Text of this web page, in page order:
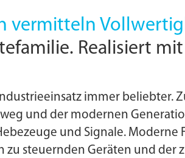
vermitteln
Realisiert
immer beliebter.
und der modernen
und Signale.
zu steuernden Geräten und